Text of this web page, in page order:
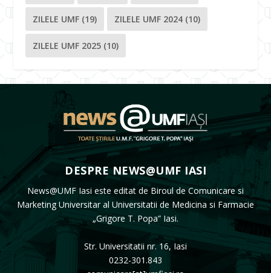
ZILELE UMF (19) ZILELE UMF 2024 (10)
ZILELE UMF 2025 (10)
DESPRE NEWS@UMF IASI
News@UMF Iasi este editat de Biroul de Comunicare si
Marketing Universitar al Universitatii de Medicina si Farmacie
„Grigore T. Popa” Iasi.
Str. Universitatii nr. 16, Iasi
0232-301.843